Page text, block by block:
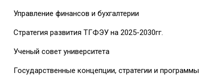
Управление финансов и бухгалтерии
Стратегия развития ТГФЭУ на 2025-2030гг.
Ученый совет университета
Государственные концепции, стратегии и программы